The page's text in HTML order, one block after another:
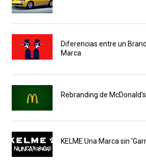
Diferencias entre un
Marca
Rebranding de
KELME.Una Marca sin